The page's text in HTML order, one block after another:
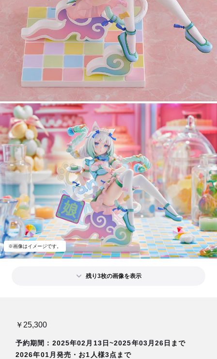
※画像はイメージです。
残り3枚の画像を表示
￥25,300
予約期間：2025年02月13日~2025年03月26日まで
2026年01月発売・お1人様3点まで